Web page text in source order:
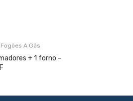
Fogões A Gás
+ 1 forno –